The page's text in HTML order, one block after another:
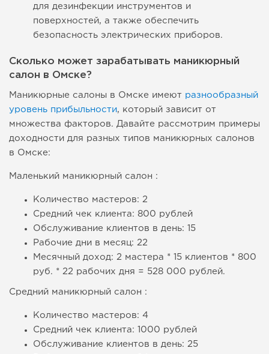
для дезинфекции инструментов и
поверхностей, а также обеспечить
безопасность электрических приборов.
Сколько может зарабатывать маникюрный
салон в Омске?
Маникюрные салоны в Омске имеют разнообразный
уровень прибыльности, который зависит от
множества факторов. Давайте рассмотрим примеры
доходности для разных типов маникюрных салонов
в Омске:
Маленький маникюрный салон :
Количество мастеров: 2
Средний чек клиента: 800 рублей
Обслуживание клиентов в день: 15
Рабочие дни в месяц: 22
Месячный доход: 2 мастера * 15 клиентов * 800
руб. * 22 рабочих дня = 528 000 рублей.
Средний маникюрный салон :
Количество мастеров: 4
Средний чек клиента: 1000 рублей
Обслуживание клиентов в день: 25